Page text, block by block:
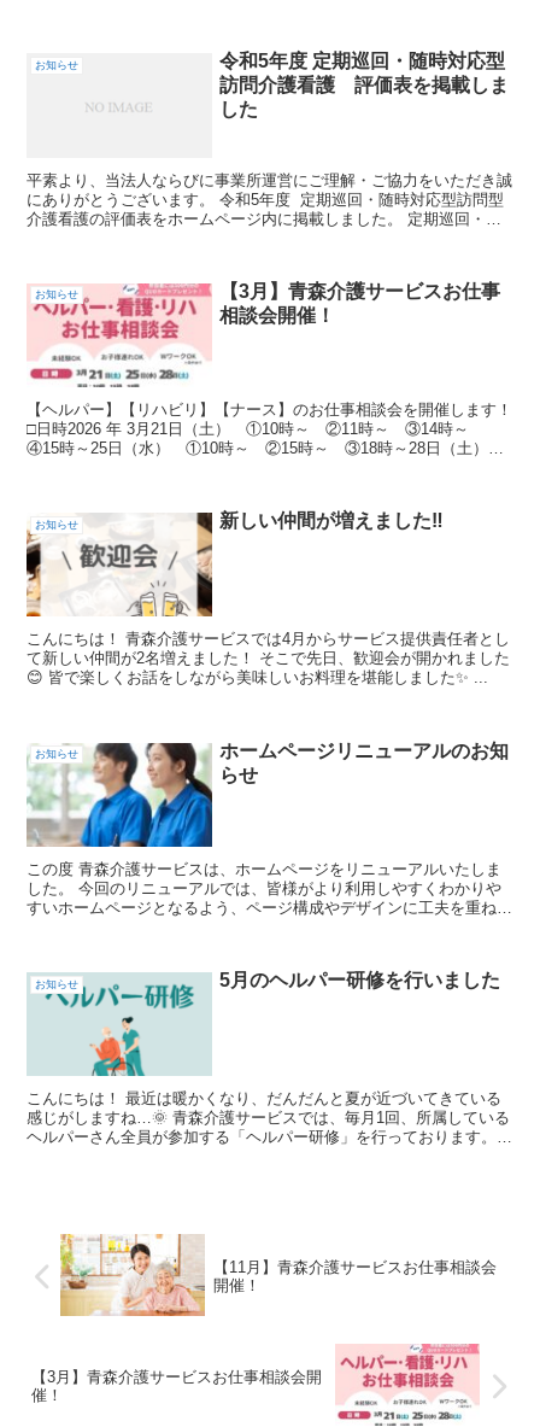
お知らせ
令和5年度 定期巡回・随時対応型
訪問介護看護 評価表を掲載しま
した
平素より、当法人ならびに事業所運営にご理解・ご協力をいただき誠
にありがとうございます。 令和5年度 定期巡回・随時対応型訪問型
介護看護の評価表をホームページ内に掲載しました。 定期巡回・随
お知らせ
【3月】青森介護サービスお仕事
相談会開催！
【ヘルパー】【リハビリ】【ナース】のお仕事相談会を開催します！
□日時2026 年 3月21日（土） ①10時～ ②11時～ ③14時～
④15時～25日（水） ①10時～ ②15時～ ③18時～28日（土）
お知らせ 新しい仲間が増えました‼
こんにちは！ 青森介護サービスでは4月からサービス提供責任者とし
て新しい仲間が2名増えました！ そこで先日、歓迎会が開かれました
😊 皆で楽しくお話をしながら美味しいお料理を堪能しました✨ ...
お知らせ
ホームページリニューアルのお知
らせ
この度 青森介護サービスは、ホームページをリニューアルいたしま
した。 今回のリニューアルでは、皆様がより利用しやすくわかりや
すいホームページとなるよう、ページ構成やデザインに工夫を重ねま
お知らせ 5月のヘルパー研修を行いました
こんにちは！ 最近は暖かくなり、だんだんと夏が近づいてきている
感じがしますね…🌞 青森介護サービスでは、毎月1回、所属している
ヘルパーさん全員が参加する「ヘルパー研修」を行っております。
【11月】青森介護サービスお仕事相談会
開催！
【3月】青森介護サービスお仕事相談会開
催！